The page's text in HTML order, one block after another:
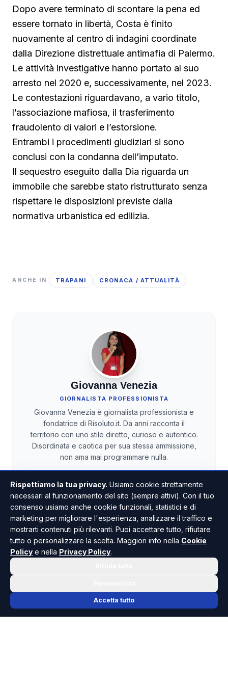
Dopo avere terminato di scontare la pena ed
essere tornato in libertà, Costa è finito
nuovamente al centro di indagini coordinate
dalla Direzione distrettuale antimafia di Palermo.
Le attività investigative hanno portato al suo
arresto nel 2020 e, successivamente, nel 2023.
Le contestazioni riguardavano, a vario titolo,
l’associazione mafiosa, il trasferimento
fraudolento di valori e l’estorsione.
Entrambi i procedimenti giudiziari si sono
conclusi con la condanna dell’imputato.
Il sequestro eseguito dalla Dia riguarda un
immobile che sarebbe stato ristrutturato senza
rispettare le disposizioni previste dalla
normativa urbanistica ed edilizia.
ANCHE IN TRAPANI CRONACA / ATTUALITÀ
Giovanna Venezia
GIORNALISTA PROFESSIONISTA
Giovanna Venezia è giornalista professionista e
fondatrice di Risoluto.it. Da anni racconta il
territorio con uno stile diretto, curioso e autentico.
Disordinata e caotica per sua stessa ammissione,
non ama mai programmare nulla.
TUTTI GLI ARTICOLI
Rispettiamo la tua privacy. Usiamo cookie strettamente
necessari al funzionamento del sito (sempre attivi). Con il tuo
consenso usiamo anche cookie funzionali, statistici e di
marketing per migliorare l'esperienza, analizzare il traffico e
mostrarti contenuti più rilevanti. Puoi accettare tutto, rifiutare
tutto o personalizzare la scelta. Maggiori info nella Cookie
Policy e nella Privacy Policy.
Accetta tutto